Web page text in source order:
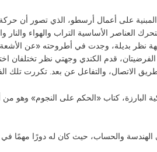
على أعمال أرسطو، الذي تصور أن
العناصر الأساسية التراب والهواء والنار
نظر بديلة، وجدت في أطروحته «عن
قدم الكندي وجهتي نظر تختلفان
طريق الاتصال، والتفاعل عن بعد. تكررت تلك
البارزة، كتاب «الحكم على النجوم»
والحساب، حيث كان له دورًا مهمًا في